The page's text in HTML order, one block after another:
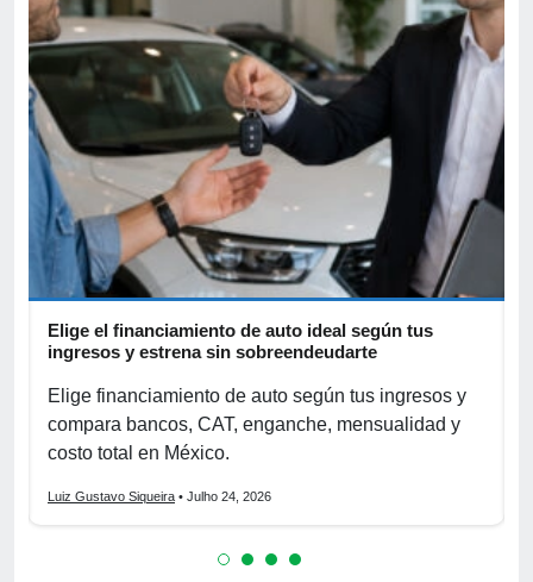
Elige el financiamiento de auto ideal según tus
ingresos y estrena sin sobreendeudarte
Elige financiamiento de auto según tus ingresos y
compara bancos, CAT, enganche, mensualidad y
costo total en México.
Luiz Gustavo Siqueira • Julho 24, 2026